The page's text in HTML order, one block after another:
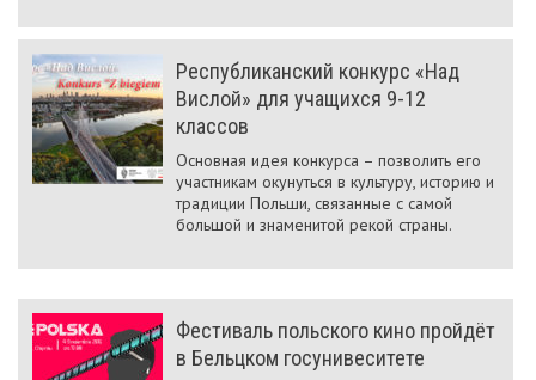
Республиканский конкурс «Над
Вислой» для учащихся 9-12
классов
Основная идея конкурса – позволить его
участникам окунуться в культуру, историю и
традиции Польши, связанные с самой
большой и знаменитой рекой страны.
Фестиваль польского кино пройдёт
в Бельцком госунивеситете